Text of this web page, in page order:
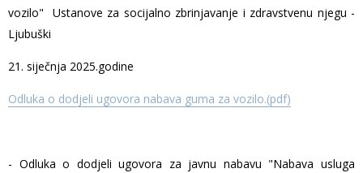
vozilo" Ustanove za socijalno zbrinjavanje i zdravstvenu njegu -
Ljubuški
21. siječnja 2025.godine
Odluka o dodjeli ugovora nabava guma za vozilo.(pdf)
- Odluka o dodjeli ugovora za javnu nabavu "Nabava usluga